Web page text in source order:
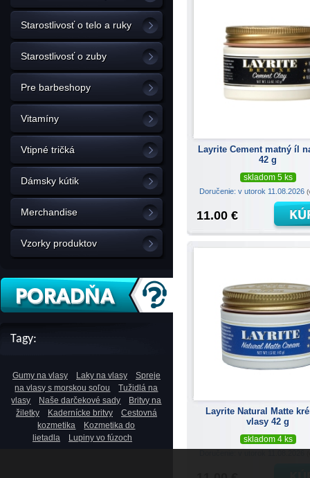
Starostlivosť o telo a ruky
Starostlivosť o zuby
Pre barbeshopy
Vitamíny
Vtipné tričká
Dámsky kútik
Merchandise
Vzorky produktov
Tagy:
Gumy na vlasy Laky na vlasy
Spreje
na vlasy s morskou soľou
Tužidlá na
vlasy
Naše darčekové sady
Britvy na
žiletky
Kadernícke britvy
Cestovná
kozmetika
Kozmetika do
lietadla
Lupiny vo fúzoch
Layrite Cement matný íl
42 g
skladom 5 ks
Doručenie: v utorok 11.08.2026
11.00 €
Layrite Natural Matte
vlasy 42 g
skladom 4 ks